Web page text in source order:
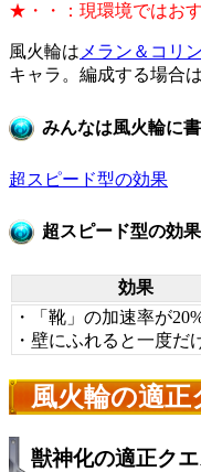
★・・：現環境ではお
風火輪は メラン＆コリ
キャラ。編成する場合
みんなは風火輪に
超スピード型の効果
超スピード型の効果
効果
・「靴」の加速率が
・壁にふれると一度だ
風火輪の適正
獣神化の適正クエ